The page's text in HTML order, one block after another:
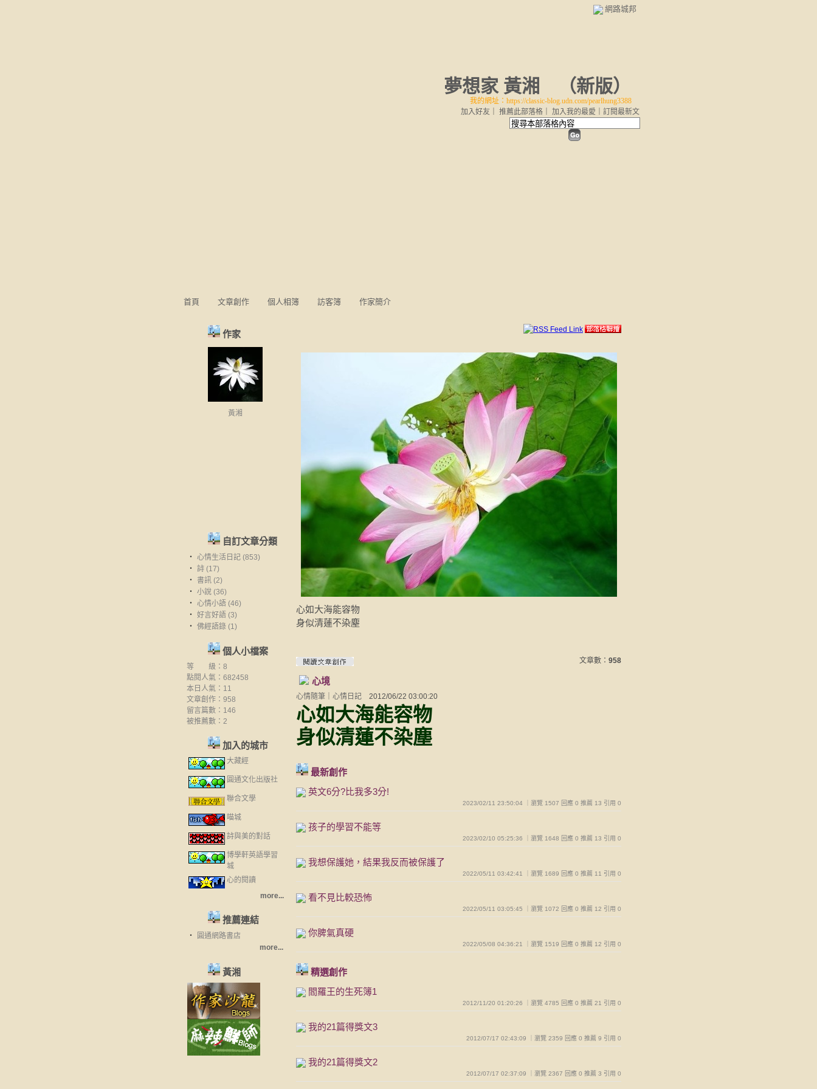
網路城邦
夢想家 黃湘 （新版）
首頁 文章創作 個人相簿 訪客簿 作家簡介
加入好友 推薦此部落格｜ 加入我的最愛
訂閱最新文
章
我的網址：https://classic-blog.udn.com/pearlhung3388
作家
黃湘
自訂文章分類
‧ 心情生活日記 (853)
‧ 詩 (17)
‧
書訊 (2)
‧ 小說 (36)
‧ 心情小語 (46)
‧ 好言好語 (3)
‧ 佛經語錄 (1)
個人小檔案
等 級：8
點閱人氣：682458
本日人氣：11
文章創作：958
留言篇數：146
被推薦數： 2
加入的城市
大藏經
圓通文化出版社
聯合文學
喵城
詩與美的對話
博學軒英語學習
城
心的閱讀
more...
推薦連結
‧
圓通網路書店
more...
黃湘
心如大海能容物
身似清蓮不染塵
文章數： 958
心境
心情隨筆 心情日記 2012/06/22 03:00:20
心如大海能容物
身似清蓮不染塵
最新創作
英文6分?比我多3分!
2023/02/11 23:50:04 ｜瀏覽 1507 回應 0 推薦 13 引用 0
孩子的學習不能等
2023/02/10 05:25:36 ｜瀏覽 1648 回應 0 推薦 13 引用 0
我想保護她，結果我反而被保護了
2022/05/11 03:42:41 ｜瀏覽 1689 回應 0 推薦 11 引用 0
看不見比較恐怖
2022/05/11 03:05:45 ｜瀏覽 1072 回應 0 推薦 12 引用 0
你脾氣真硬
2022/05/08 04:36:21 ｜瀏覽 1519 回應 0 推薦 12 引用 0
精選創作
閻羅王的生死簿1
2012/11/20 01:20:26 ｜瀏覽 4785 回應 0 推薦 21 引用 0
我的21篇得獎文3
2012/07/17 02:43:09 ｜瀏覽 2359 回應 0 推薦 9 引用 0
我的21篇得獎文2
2012/07/17 02:37:09 ｜瀏覽 2367 回應 0 推薦 3 引用 0